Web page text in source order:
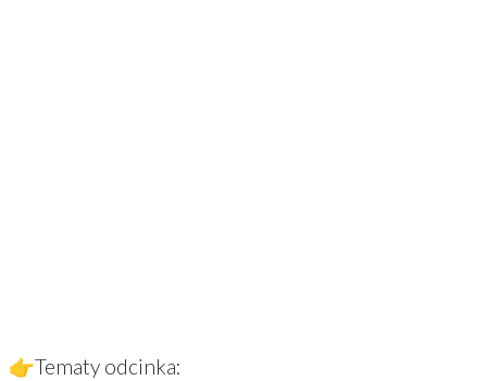
👉Tematy odcinka: